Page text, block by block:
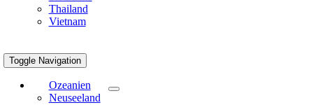
Thailand
Vietnam
Toggle Navigation
Ozeanien
Neuseeland